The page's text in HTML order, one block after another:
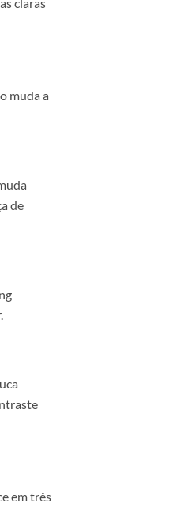
tonal e pequenas
o objectivo é
e grelhas claras
o quente e muda
por mudança de